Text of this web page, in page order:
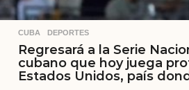
CUBA ,DEPORTES
Regresará a la Serie
cubano que hoy juega
Estados Unidos, país